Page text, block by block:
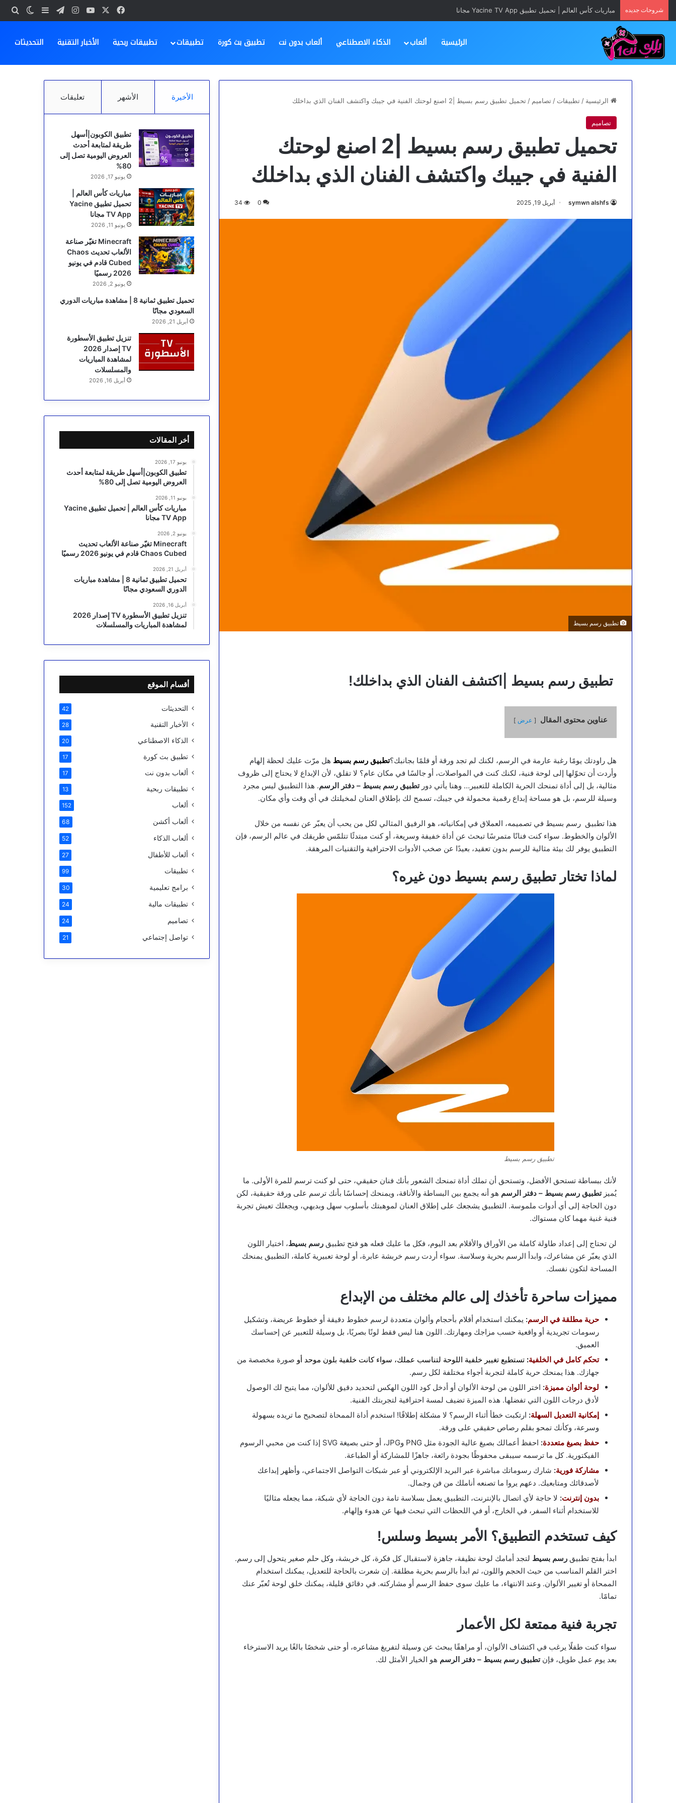
شروحات جديده مباريات كأس العالم | تحميل تطبيق Yacine TV App مجانا فيسبوك ‫YouTube
انستقرام
تيلقرامإضافة عمود
الوضع
الرئيسية ألعاب الذكاء الاصطناعي ألعاب بدون نت تطبيق بث كورة تطبيقات تطبيقات ربحية الأخبار التقنية التحديثات
الرئيسية / تطبيقات / تصاميم / تحميل تطبيق رسم بسيط |2 اصنع لوحتك الفنية في جيبك واكتشف الفنان الذي بداخلك
تصاميم
تحميل تطبيق رسم بسيط |2 اصنع لوحتك
الفنية في جيبك واكتشف الفنان الذي بداخلك
symwn alshfs أبريل 19, 2025 0
34
تطبيق رسم بسيط
تطبيق رسم بسيط |اكتشف الفنان الذي بداخلك!
عناوين محتوى المقال عرض
هل راودتك يومًا رغبة عارمة في الرسم، لكنك لم تجد ورقة أو قلمًا بجانبك؟تطبيق رسم بسيط هل مرّت عليك لحظة إلهام
وأردت أن تحوّلها إلى لوحة فنية، لكنك كنت في المواصلات، أو جالسًا في مكان عام؟ لا تقلق، لأن الإبداع لا يحتاج إلى ظروف
مثالية، بل إلى أداة تمنحك الحرية الكاملة للتعبير… وهنا يأتي دورتطبيق رسم بسيط – دفتر الرسم. هذا التطبيق ليس مجرد
وسيلة للرسم، بل هو مساحة إبداع رقمية محمولة في جيبك، تسمح لك بإطلاق العنان لمخيلتك في أي وقت وأي مكان.
هذا تطبيق رسم بسيط في تصميمه، العملاق في إمكانياته، هو الرفيق المثالي لكل من يحب أن يعبّر عن نفسه من خلال
الألوان والخطوط. سواء كنت فنانًا متمرسًا تبحث عن أداة خفيفة وسريعة، أو كنت مبتدئًا تتلمّس طريقك في عالم الرسم، فإن
التطبيق يوفر لك بيئة مثالية للرسم بدون تعقيد، بعيدًا عن صخب الأدوات الاحترافية والتقنيات المرهقة.
لماذا تختار تطبيق رسم بسيط دون غيره؟
تطبيق رسم بسيط
لأنك ببساطة تستحق الأفضل، وتستحق أن تملك أداة تمنحك الشعور بأنك فنان حقيقي، حتى لو كنت ترسم للمرة الأولى. ما
يُميزتطبيق رسم بسيط – دفتر الرسم هو أنه يجمع بين البساطة والأناقة، ويمنحك إحساسًا بأنك ترسم على ورقة حقيقية، لكن
دون الحاجة إلى أي أدوات ملموسة. التطبيق يشجعك على إطلاق العنان لموهبتك بأسلوب سهل وبديهي، ويجعلك تعيش تجربة
فنية غنية مهما كان مستواك.
لن تحتاج إلى إعداد طاولة كاملة من الأوراق والأقلام بعد اليوم، فكل ما عليك فعله هو فتح تطبيق رسم بسيط، اختيار اللون
الذي يعبّر عن مشاعرك، وابدأ الرسم بحرية وسلاسة. سواء أردت رسم خربشة عابرة، أو لوحة تعبيرية كاملة، التطبيق يمنحك
المساحة لتكون نفسك.
مميزات ساحرة تأخذك إلى عالم مختلف من الإبداع
حرية مطلقة في الرسم: يمكنك استخدام أقلام بأحجام وألوان متعددة لرسم خطوط دقيقة أو خطوط عريضة، وتشكيل
رسومات تجريدية أو واقعية حسب مزاجك ومهارتك. اللون هنا ليس فقط لونًا بصريًا، بل وسيلة للتعبير عن إحساسك
العميق.
تحكم كامل في الخلفية: تستطيع تغيير خلفية اللوحة لتناسب عملك، سواء كانت خلفية بلون موحد أو صورة مخصصة من
جهازك. هذا يمنحك حرية كاملة لتجربة أجواء مختلفة لكل رسم.
لوحة ألوان مميزة: اختر اللون من لوحة الألوان أو أدخل كود اللون الهكس لتحديد دقيق للألوان، مما يتيح لك الوصول
لأدق درجات اللون التي تفضلها. هذه الميزة تضيف لمسة احترافية لتجربتك الفنية.
إمكانية التعديل السهلة: ارتكبت خطأ أثناء الرسم؟ لا مشكلة إطلاقًا! استخدم أداة الممحاة لتصحيح ما تريده بسهولة
وسرعة، وكأنك تمحو بقلم رصاص حقيقي على ورقة.
حفظ بصيغ متعددة:
احفظ أعمالك بصيغ عالية الجودة مثل PNG وJPG، أو حتى بصيغة SVG إذا كنت من محبي الرسوم
الفيكتورية. كل ما ترسمه سيبقى محفوظًا بجودة رائعة، جاهزًا للمشاركة أو الطباعة.
مشاركة فورية: شارك رسوماتك مباشرة عبر البريد الإلكتروني أو عبر شبكات التواصل الاجتماعي، وأظهر إبداعك
لأصدقائك ومتابعيك. دعهم يروا ما تصنعه أناملك من فن وجمال.
بدون إنترنت: لا حاجة لأي اتصال بالإنترنت، التطبيق يعمل بسلاسة تامة دون الحاجة لأي شبكة، مما يجعله مثاليًا
للاستخدام أثناء السفر، في الخارج، أو في اللحظات التي تبحث فيها عن هدوء وإلهام.
كيف تستخدم التطبيق؟ الأمر بسيط وسلس!
ابدأ بفتح تطبيق رسم بسيط لتجد أمامك لوحة نظيفة، جاهزة لاستقبال كل فكرة، كل خربشة، وكل حلم صغير يتحول إلى رسم.
اختر القلم المناسب من حيث الحجم واللون، ثم ابدأ بالرسم بحرية مطلقة. إن شعرت بالحاجة للتعديل، يمكنك استخدام
الممحاة أو تغيير الألوان. وعند الانتهاء، ما عليك سوى حفظ الرسم أو مشاركته. في دقائق قليلة، يمكنك خلق لوحة تُعبّر عنك
تمامًا.
تجربة فنية ممتعة لكل الأعمار
سواء كنت طفلًا يرغب في اكتشاف الألوان، أو مراهقًا يبحث عن وسيلة لتفريغ مشاعره، أو حتى شخصًا بالغًا يريد الاسترخاء
بعد يوم عمل طويل، فإنتطبيق رسم بسيط – دفتر الرسم هو الخيار الأمثل لك.
الأخيرة الأشهر تعليقات
تطبيق الكوبون|أسهل
طريقة لمتابعة أحدث
العروض اليومية تصل إلى
80%
يونيو 17, 2026
مباريات كأس العالم |
تحميل تطبيق Yacine
TV App مجانا
يونيو 11, 2026
Minecraft تغيّر صناعة
الألعاب تحديث Chaos
Cubed قادم في يونيو
2026 رسميًا
يونيو 2, 2026
تحميل تطبيق ثمانية 8 | مشاهدة مباريات الدوري
السعودي مجانًا
أبريل 21, 2026
تنزيل تطبيق الأسطورة
TV إصدار 2026
لمشاهدة المباريات
والمسلسلات
أبريل 16, 2026
أخر المقالات
يونيو 17, 2026
تطبيق الكوبون|أسهل طريقة لمتابعة أحدث
العروض اليومية تصل إلى 80%
يونيو 11, 2026
مباريات كأس العالم | تحميل تطبيق Yacine
TV App مجانا
يونيو 2, 2026
Minecraft تغيّر صناعة الألعاب تحديث
Chaos Cubed قادم في يونيو 2026 رسميًا
أبريل 21, 2026
تحميل تطبيق ثمانية 8 | مشاهدة مباريات
الدوري السعودي مجانًا
أبريل 16, 2026
تنزيل تطبيق الأسطورة TV إصدار 2026
لمشاهدة المباريات والمسلسلات
أقسام الموقع
التحديثات 42
الأخبار التقنية 28
الذكاء الاصطناعي 20
تطبيق بث كورة 17
ألعاب بدون نت 17
تطبيقات ربحية 13
ألعاب 152
ألعاب أكشن 68
ألعاب الذكاء 52
ألعاب للأطفال 27
تطبيقات 99
برامج تعليمية 30
تطبيقات مالية 24
تصاميم 24
تواصل إجتماعي 21